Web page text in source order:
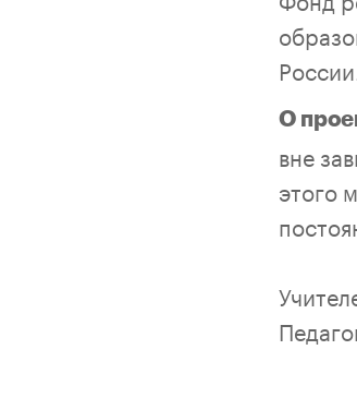
России.
О
вне
этого